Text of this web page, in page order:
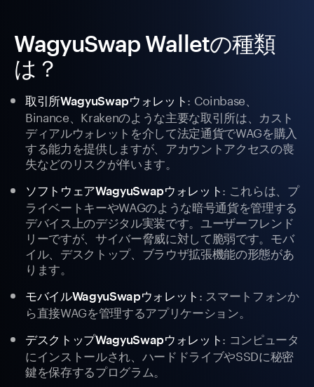
WagyuSwap Walletの種類
は？
取引所WagyuSwapウォレット : Coinbase、
Binance、Krakenのような主要な取引所は、カスト
ディアルウォレットを介して法定通貨でWAGを購入
する能力を提供しますが、アカウントアクセスの喪
失などのリスクが伴います。
ソフトウェアWagyuSwapウォレット : これらは、プ
ライベートキーやWAGのような暗号通貨を管理する
デバイス上のデジタル実装です。ユーザーフレンド
リーですが、サイバー脅威に対して脆弱です。モバ
イル、デスクトップ、ブラウザ拡張機能の形態があ
ります。
モバイルWagyuSwapウォレット : スマートフォンか
ら直接WAGを管理するアプリケーション。
デスクトップWagyuSwapウォレット : コンピュータ
にインストールされ、ハードドライブやSSDに秘密
鍵を保存するプログラム。